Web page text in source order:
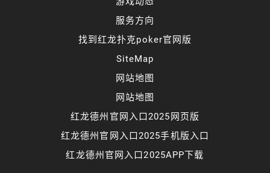
服务方向
找到红龙扑克poker官网版
SiteMap
网站地图
网站地图
红龙德州官网入口2025网页版
红龙德州官网入口2025手机版入口
红龙德州官网入口2025APP下载